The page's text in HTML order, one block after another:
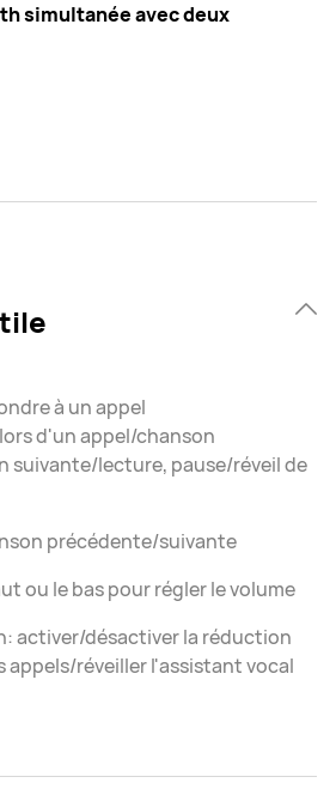
simultanée avec deux
à un appel
d'un appel/chanson
suivante/lecture, pause/réveil de
précédente/suivante
ou le bas pour régler le volume
activer/désactiver la réduction
appels/réveiller l'assistant vocal